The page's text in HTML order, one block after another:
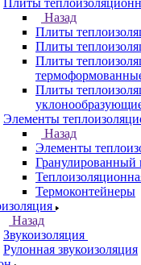
Плиты
Назад
Плиты
Плиты
Плиты
Плиты
Элементы
Назад
Элементы
Гранулированный
Термоконтейнеры
Назад
Звукоизоляция
Рулонная звукоизоляция